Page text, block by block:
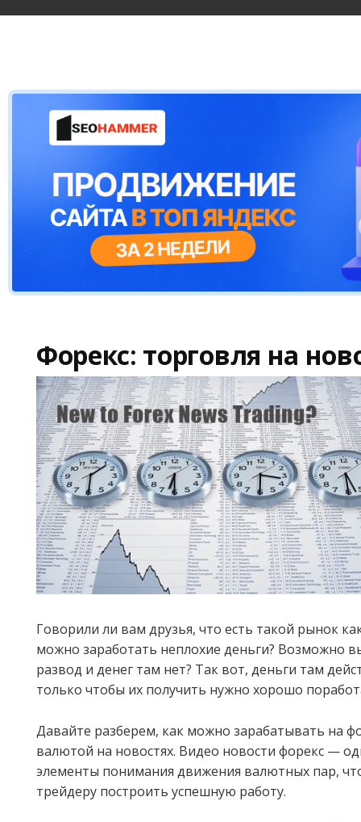
Форекс: торговля на
Говорили ли вам друзья, что есть такой рынок
можно заработать неплохие деньги? Возможно
развод и денег там нет? Так вот, деньги там
только чтобы их получить нужно хорошо
Давайте разберем, как можно зарабатывать на
валютой на новостях. Видео новости форекс —
элементы понимания движения валютных пар,
трейдеру построить успешную работу.